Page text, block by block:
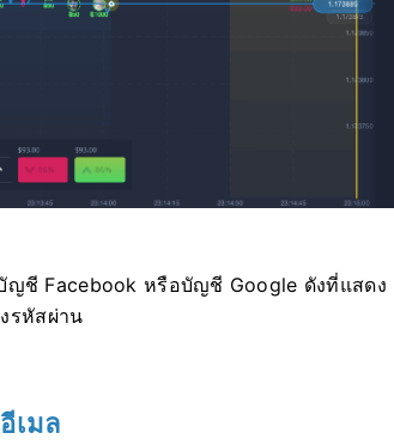
ญชี Facebook หรือบัญชี Google ดังที่แสดง
รหัสผ่าน
เมล